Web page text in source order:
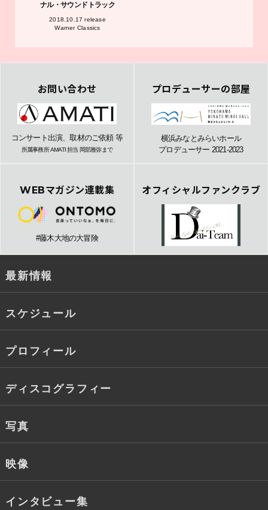
ナル・サウンドトラック
2018.10.17 release
Warner Classics
お問い合わせ
コンサート出演、取材のご依頼 等
所属事務所 AMATI 担当 岡部雅弥まで
プロデューサーの部屋
横浜みなとみらいホール
プロデューサー 2021-2023
WEBマガジン連載集
#藤木大地の大冒険
オフィシャルファンクラブ
最新情報
スケジュール
プロフィール
ディスコグラフィー
写真
映像
インタビュー集